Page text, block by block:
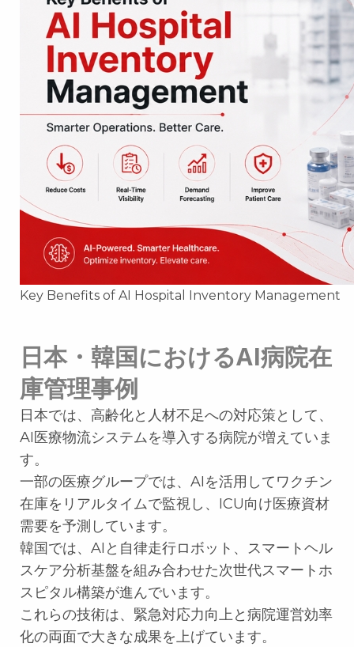
Key Benefits of AI Hospital Inventory Management
日本・韓国におけるAI病院在
庫管理事例
日本では、高齢化と人材不足への対応策として、
AI医療物流システムを導入する病院が増えていま
す。
一部の医療グループでは、AIを活用してワクチン
在庫をリアルタイムで監視し、ICU向け医療資材
需要を予測しています。
韓国では、AIと自律走行ロボット、スマートヘル
スケア分析基盤を組み合わせた次世代スマートホ
スピタル構築が進んでいます。
これらの技術は、緊急対応力向上と病院運営効率
化の両面で大きな成果を上げています。